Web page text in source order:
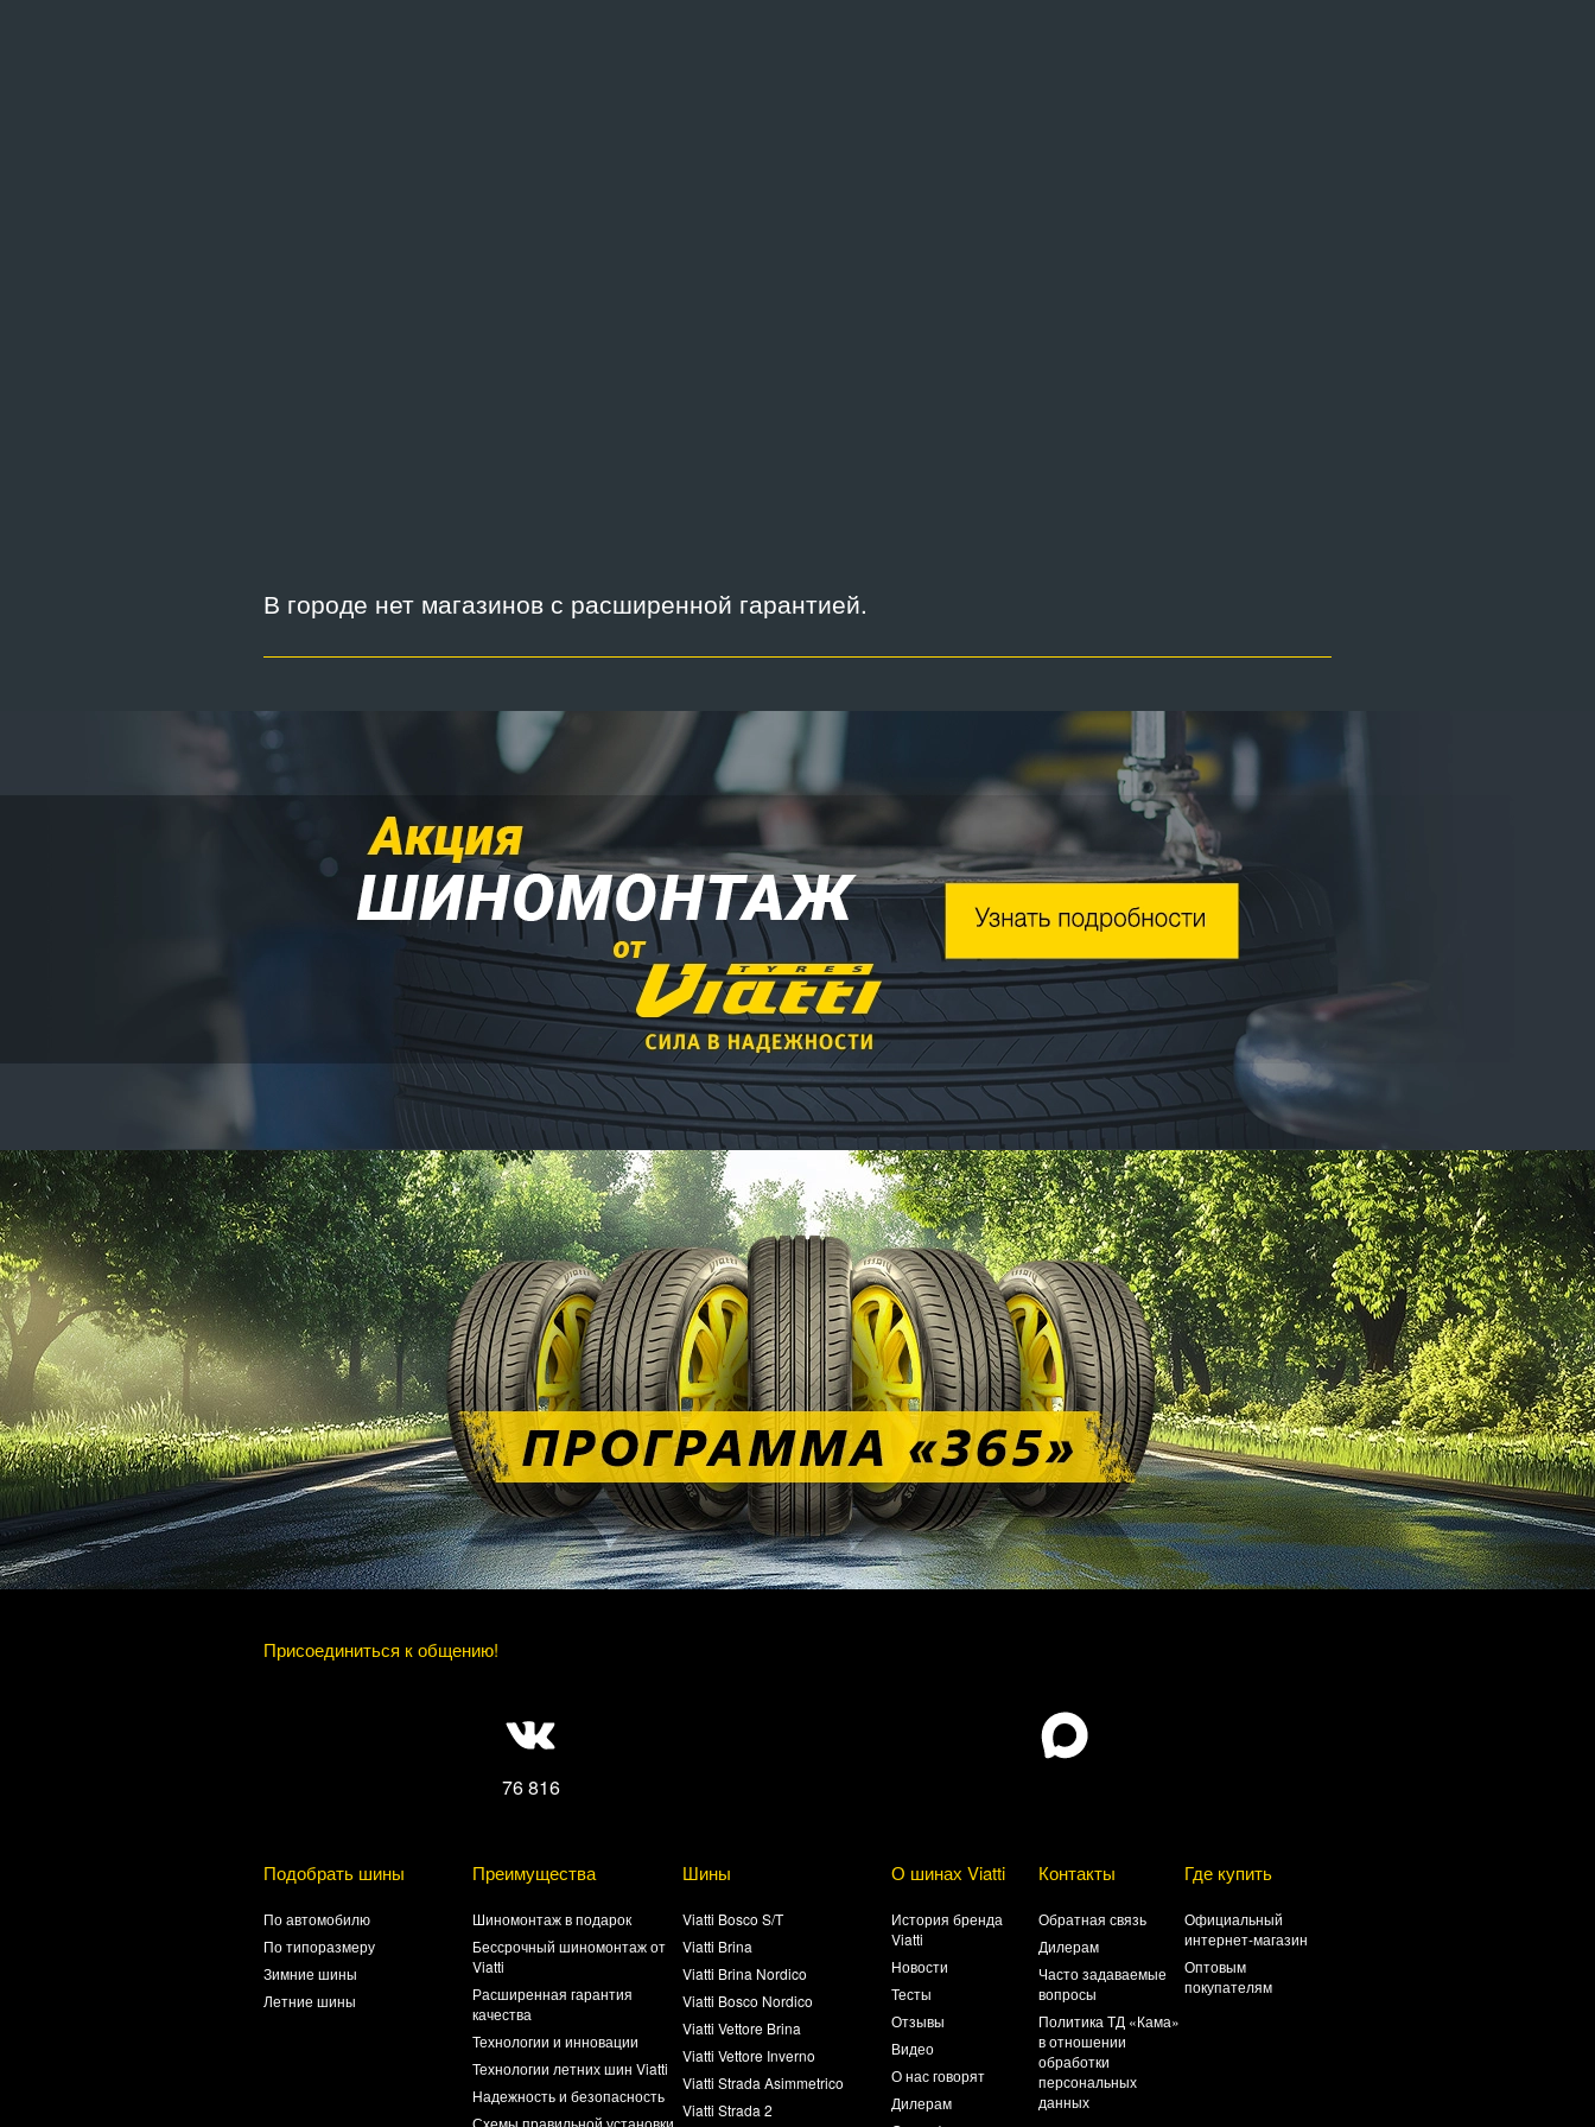
В городе нет магазинов с расширенной гарантией.
Присоединиться к общению!
76 816
Подобрать шины
По автомобилю
По типоразмеру
Зимние шины
Летние шины
Преимущества
Шиномонтаж в подарок
Бессрочный шиномонтаж от
Viatti
Расширенная гарантия
качества
Технологии и инновации
Технологии летних шин Viatti
Надежность и безопасность
Шины
Viatti Bosco S/T
Viatti Brina
Viatti Brina Nordico
Viatti Bosco Nordico
Viatti Vettore Brina
Viatti Vettore Inverno
Viatti Strada Asimmetrico
Viatti Strada 2
О шинах Viatti
История бренда
Viatti
Новости
Тесты
Отзывы
Видео
О нас говорят
Дилерам
Контакты
Обратная связь
Дилерам
Часто задаваемые
вопросы
Политика ТД «Кама»
в отношении
обработки
персональных
данных
Где купить
Официальный
интернет-магазин
Оптовым
покупателям